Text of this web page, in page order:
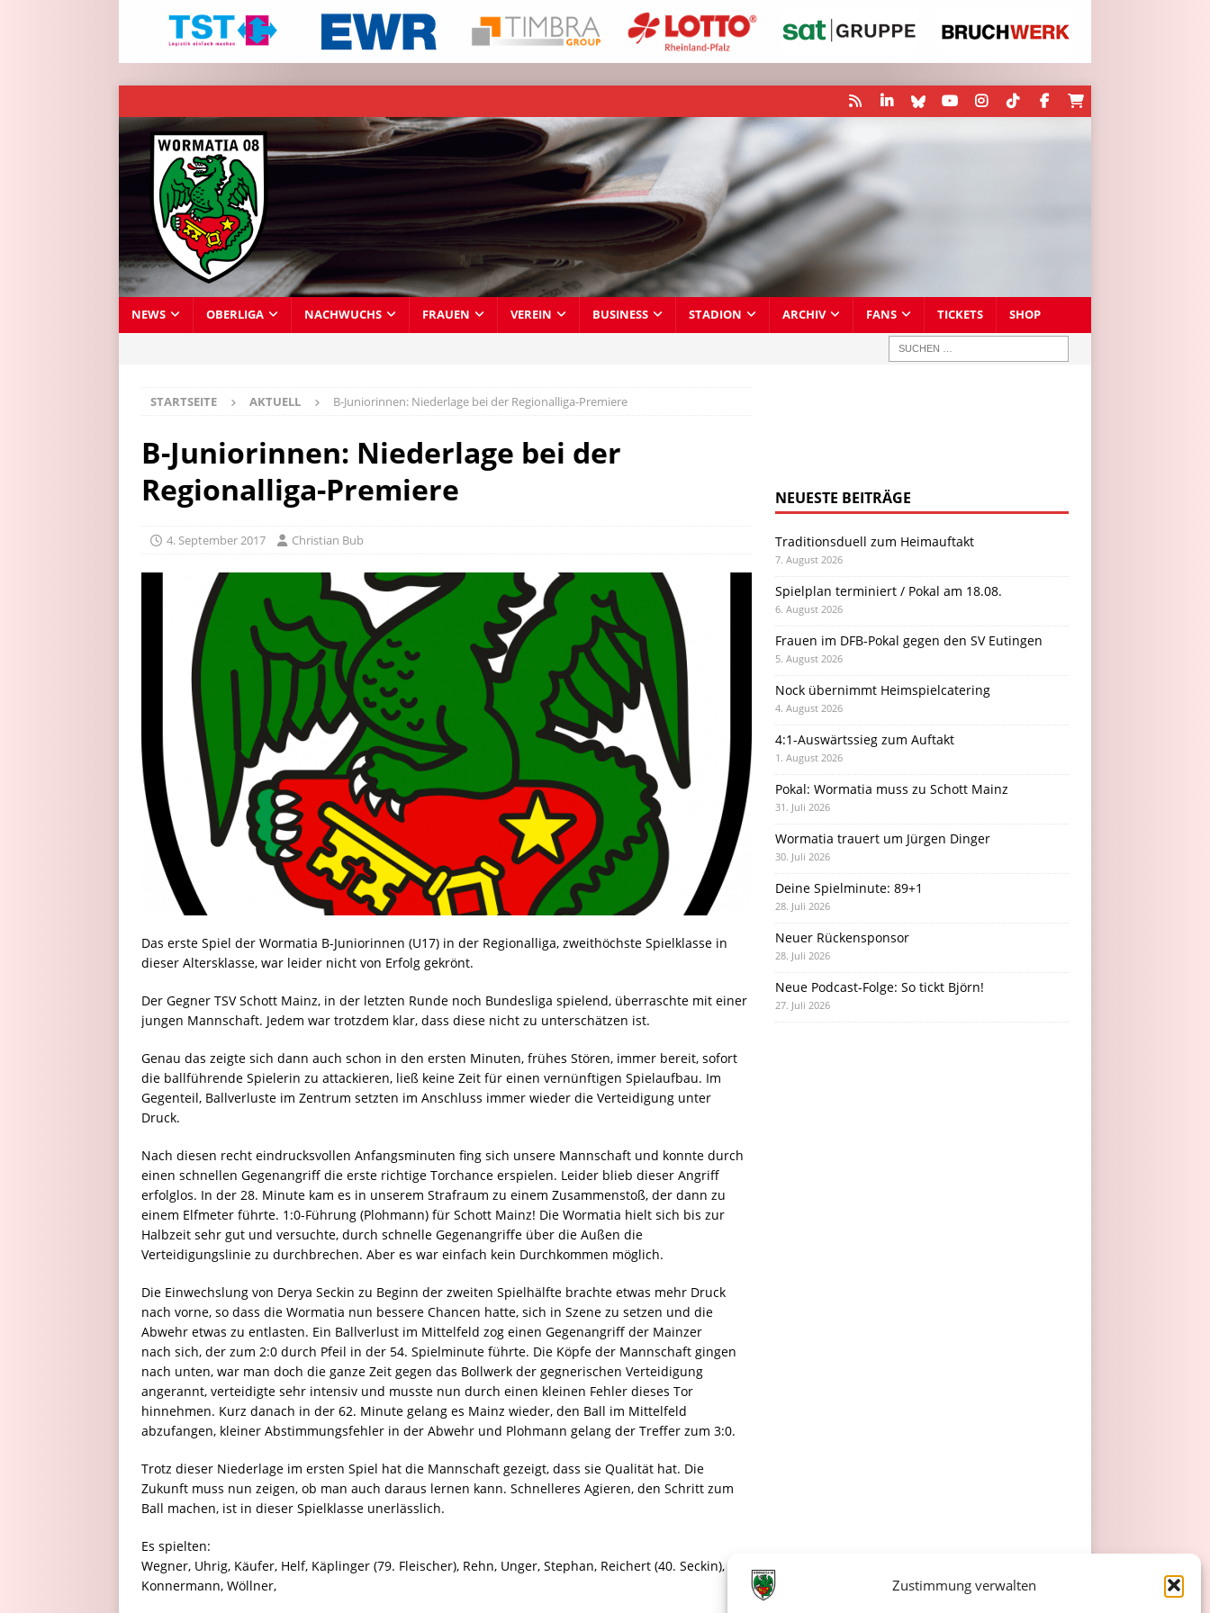
Zustimmung verwalten
NEWS OBERLIGA NACHWUCHS FRAUEN VEREIN BUSINESS STADION ARCHIV FANS TICKETS SHOP
STARTSEITE AKTUELL B-Juniorinnen: Niederlage bei der Regionalliga-Premiere
B-Juniorinnen: Niederlage bei der
Regionalliga-Premiere
4. September 2017 Christian Bub
Das erste Spiel der Wormatia B-Juniorinnen (U17) in der Regionalliga, zweithöchste Spielklasse in
dieser Altersklasse, war leider nicht von Erfolg gekrönt.
Der Gegner TSV Schott Mainz, in der letzten Runde noch Bundesliga spielend, überraschte mit einer
jungen Mannschaft. Jedem war trotzdem klar, dass diese nicht zu unterschätzen ist.
Genau das zeigte sich dann auch schon in den ersten Minuten, frühes Stören, immer bereit, sofort
die ballführende Spielerin zu attackieren, ließ keine Zeit für einen vernünftigen Spielaufbau. Im
Gegenteil, Ballverluste im Zentrum setzten im Anschluss immer wieder die Verteidigung unter
Druck.
Nach diesen recht eindrucksvollen Anfangsminuten fing sich unsere Mannschaft und konnte durch
einen schnellen Gegenangriff die erste richtige Torchance erspielen. Leider blieb dieser Angriff
erfolglos. In der 28. Minute kam es in unserem Strafraum zu einem Zusammenstoß, der dann zu
einem Elfmeter führte. 1:0-Führung (Plohmann) für Schott Mainz! Die Wormatia hielt sich bis zur
Halbzeit sehr gut und versuchte, durch schnelle Gegenangriffe über die Außen die
Verteidigungslinie zu durchbrechen. Aber es war einfach kein Durchkommen möglich.
Die Einwechslung von Derya Seckin zu Beginn der zweiten Spielhälfte brachte etwas mehr Druck
nach vorne, so dass die Wormatia nun bessere Chancen hatte, sich in Szene zu setzen und die
Abwehr etwas zu entlasten. Ein Ballverlust im Mittelfeld zog einen Gegenangriff der Mainzer
nach sich, der zum 2:0 durch Pfeil in der 54. Spielminute führte. Die Köpfe der Mannschaft gingen
nach unten, war man doch die ganze Zeit gegen das Bollwerk der gegnerischen Verteidigung
angerannt, verteidigte sehr intensiv und musste nun durch einen kleinen Fehler dieses Tor
hinnehmen. Kurz danach in der 62. Minute gelang es Mainz wieder, den Ball im Mittelfeld
abzufangen, kleiner Abstimmungsfehler in der Abwehr und Plohmann gelang der Treffer zum 3:0.
Trotz dieser Niederlage im ersten Spiel hat die Mannschaft gezeigt, dass sie Qualität hat. Die
Zukunft muss nun zeigen, ob man auch daraus lernen kann. Schnelleres Agieren, den Schritt zum
Ball machen, ist in dieser Spielklasse unerlässlich.
Es spielten:
Wegner, Uhrig, Käufer, Helf, Käplinger (79. Fleischer), Rehn, Unger, Stephan, Reichert (40. Seckin),
Konnermann, Wöllner,
NEUESTE BEITRÄGE
Traditionsduell zum Heimauftakt
7. August 2026
Spielplan terminiert / Pokal am 18.08.
6. August 2026
Frauen im DFB-Pokal gegen den SV Eutingen
5. August 2026
Nock übernimmt Heimspielcatering
4. August 2026
4:1-Auswärtssieg zum Auftakt
1. August 2026
Pokal: Wormatia muss zu Schott Mainz
31. Juli 2026
Wormatia trauert um Jürgen Dinger
30. Juli 2026
Deine Spielminute: 89+1
28. Juli 2026
Neuer Rückensponsor
28. Juli 2026
Neue Podcast-Folge: So tickt Björn!
27. Juli 2026